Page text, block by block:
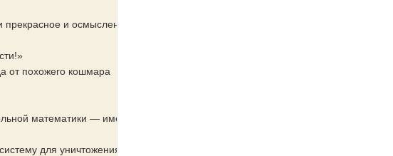
прекрасное и осмысленное
от похожего кошмара
математики — именно
для уничтожения